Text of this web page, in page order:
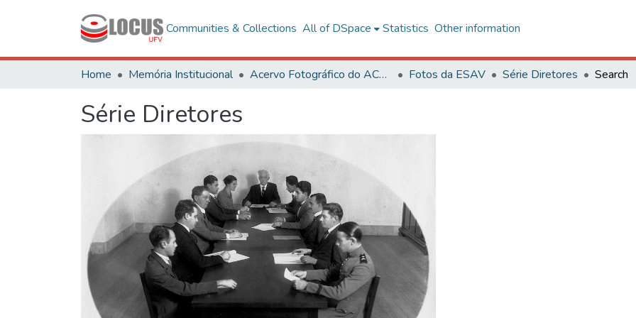
Communities & Collections All of DSpace Statistics Other information
Home Memória Institucional Acervo Fotográfico do ACH-UFV Fotos da ESAV Série Diretores Search
Série Diretores